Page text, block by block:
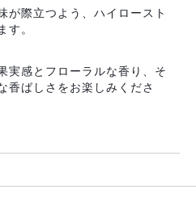
が際立つよう、ハイロースト
す。
実感とフローラルな香り、そ
香ばしさをお楽しみくださ